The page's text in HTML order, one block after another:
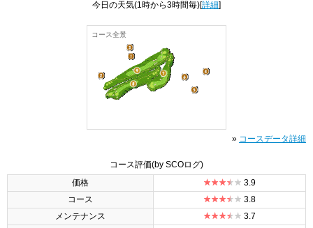
今日の天気(1時から3時間毎)[詳細]
コース全景
» コースデータ詳細
コース評価(by SCOログ)
価格
3.9
コース
3.8
メンテナンス
3.7